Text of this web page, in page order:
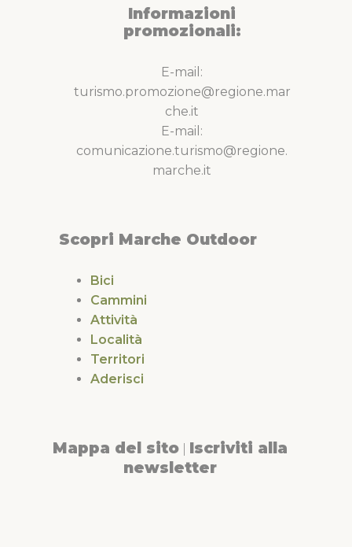
Informazioni
promozionali:
E-mail:
turismo.promozione@regione.mar
che.it
E-mail:
comunicazione.turismo@regione.
marche.it
Scopri Marche Outdoor
Bici
Cammini
Attività
Località
Territori
Aderisci
Mappa del sito Iscriviti alla
newsletter